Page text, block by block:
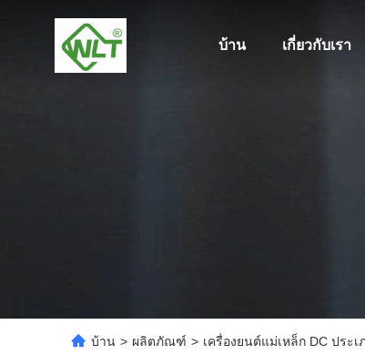
บ้าน เกี่ยวกับเรา
บ้าน > ผลิตภัณฑ์ > เครื่องยนต์แม่เหล็ก DC ประ